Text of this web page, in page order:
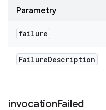
Parametry
failure
FailureDescription
invocationFailed